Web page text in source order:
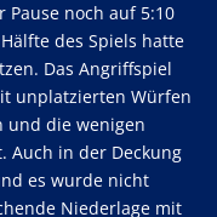
noch auf 5:10
des Spiels hatte
Das Angriffspiel
unplatzierten Würfen
und die wenigen
Auch in der Deckung
es wurde nicht
Niederlage mit